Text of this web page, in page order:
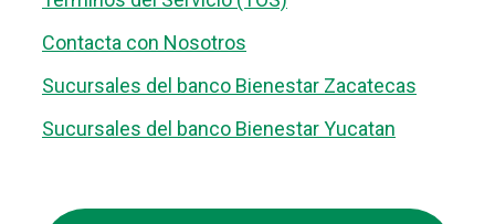
Contacta con Nosotros
Sucursales del banco Bienestar Zacatecas
Sucursales del banco Bienestar Yucatan